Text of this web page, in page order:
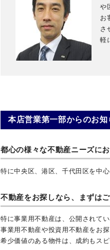
や
お
さ
軽
本店営業第一部からのお知
都心の様々な不動産ニーズに
特に中央区、港区、千代田区を中
不動産をお探しなら、まずは
特に事業用不動産は、公開されて
事業用不動産や投資用不動産をお
希少価値のある物件は、成約もスピ